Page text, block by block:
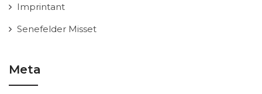
Imprintant
Senefelder Misset
Meta